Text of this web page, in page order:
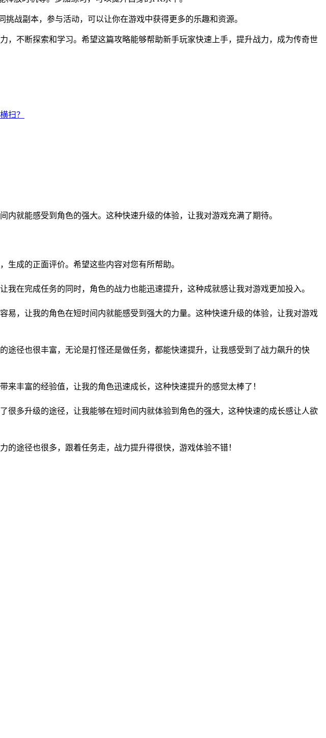
战副本，参与活动，可以让你在游戏中获得更多的乐趣和资源。
不断探索和学习。希望这篇攻略能够帮助新手玩家快速上手，提升战力，成为传奇世
扫？
就能感受到角色的强大。这种快速升级的体验，让我对游戏充满了期待。
成的正面评价。希望这些内容对您有所帮助。
在完成任务的同时，角色的战力也能迅速提升，这种成就感让我对游戏更加投入。
，让我的角色在短时间内就能感受到强大的力量。这种快速升级的体验，让我对游戏
径也很丰富，无论是打怪还是做任务，都能快速提升，让我感受到了战力飙升的快
丰富的经验值，让我的角色迅速成长，这种快速提升的感觉太棒了！
多升级的途径，让我能够在短时间内就体验到角色的强大，这种快速的成长感让人欲
途径也很多，跟着任务走，战力提升得很快，游戏体验不错！